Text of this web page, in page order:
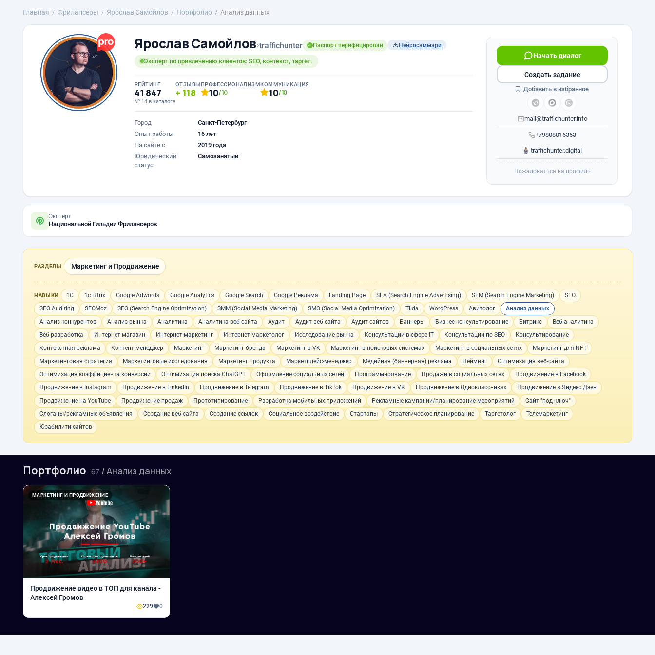
Главная Фрилансеры Ярослав Самойлов Портфолио Анализ данных
Ярослав Самойлов›traffichunter Паспорт верифицирован Нейросаммари
Эксперт по привлечению клиентов: SEO, контекст, таргет.
РЕЙТИНГ
41 847
№ 14 в каталоге
ОТЗЫВЫ
118
ПРОФЕССИОНАЛИЗМ
10/10
КОММУНИКАЦИЯ
10/10
Город
Санкт-Петербург
Опыт работы
16 лет
На сайте с
2019 года
Юридический
статус
Самозанятый
+79808016363
Начать диалог
mail@traffichunter.info
traffichunter.digital
Создать задание
Добавить в избранное
Пожаловаться на профиль
Эксперт
Национальной Гильдии Фрилансеров
РАЗДЕЛЫ Маркетинг и Продвижение
НАВЫКИ 1С 1с Bitrix Google Adwords Google Analytics Google Search Google Реклама Landing Page SEA (Search Engine Advertising) SEM (Search Engine Marketing)
SEO
SEO Auditing
SEOMoz SEO (Search Engine Optimization) SMM (Social Media Marketing) SMO (Social Media Optimization) Tilda WordPress Авитолог
Анализ данных
Анализ конкурентов
Анализ рынка Аналитика Аналитика веб-сайта Аудит Аудит веб-сайта Аудит сайтов Баннеры Бизнес консультирование Битрикс
Веб-аналитика
Веб-разработка
Интернет магазин Интернет-маркетинг Интернет-маркетолог Исследование рынка Консультации в сфере IT Консультации по SEO
Консультирование
Контекстная реклама
Контент-менеджер Маркетинг Маркетинг бренда Маркетинг в VK Маркетинг в поисковых системах Маркетинг в социальных сетях
Маркетинг для NFT
Маркетинговая стратегия
Маркетинговые исследования Маркетинг продукта Маркетплейс-менеджер Медийная (баннерная) реклама Нейминг
Оптимизация веб-сайта
Оптимизация коэффициента конверсии
Оптимизация поиска ChatGPT Оформление социальных сетей Программирование Продажи в социальных сетях
Продвижение в Facebook
Продвижение в Instagram
Продвижение в LinkedIn Продвижение в Telegram Продвижение в TikTok Продвижение в VK Продвижение в Одноклассниках
Продвижение в Яндекс.Дзен
Продвижение на YouTube
Продвижение продаж Прототипирование Разработка мобильных приложений Рекламные кампании/планирование мероприятий
Сайт "под ключ"
Слоганы/рекламные объявления
Создание веб-сайта Создание ссылок Социальное воздействие Стартапы Стратегическое планирование Таргетолог
Телемаркетинг
Юзабилити сайтов
Портфолио · 67 / Анализ данных
МАРКЕТИНГ И ПРОДВИЖЕНИЕ
Продвижение видео в ТОП для канала -
Алексей Громов
229 0